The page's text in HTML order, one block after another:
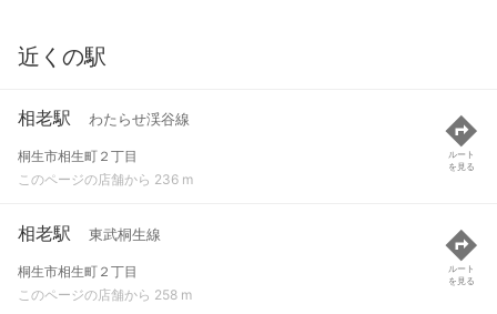
近くの駅
相老駅 わたらせ渓谷線
桐生市相生町２丁目
このページの店舗から 236 m
ルート
を見る
相老駅 東武桐生線
桐生市相生町２丁目
このページの店舗から 258 m
ルート
を見る